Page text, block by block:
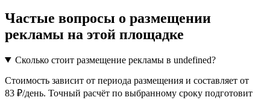
Частые вопросы о размещении
рекламы на этой площадке
Сколько стоит размещение рекламы в undefined?
Стоимость зависит от периода размещения и составляет от
83 ₽/день. Точный расчёт по выбранному сроку подготовит